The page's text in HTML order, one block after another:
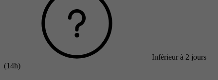
Inférieur à 2 jours
(14h)